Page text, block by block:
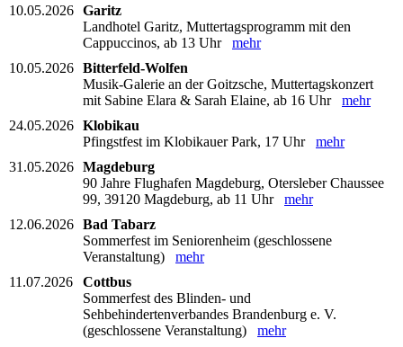
10.05.2026 Garitz
Landhotel Garitz, Muttertagsprogramm mit den
Cappuccinos, ab 13 Uhr mehr
10.05.2026 Bitterfeld-Wolfen
Musik-Galerie an der Goitzsche, Muttertagskonzert
mit Sabine Elara & Sarah Elaine, ab 16 Uhr mehr
24.05.2026 Klobikau
Pfingstfest im Klobikauer Park, 17 Uhr mehr
31.05.2026 Magdeburg
90 Jahre Flughafen Magdeburg, Otersleber Chaussee
99, 39120 Magdeburg, ab 11 Uhr mehr
12.06.2026 Bad Tabarz
Sommerfest im Seniorenheim (geschlossene
Veranstaltung) mehr
11.07.2026
Cottbus
Sommerfest des Blinden- und
Sehbehindertenverbandes Brandenburg e. V.
(geschlossene Veranstaltung) mehr